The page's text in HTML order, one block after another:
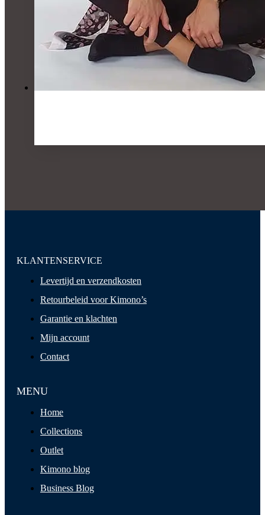
KLANTENSERVICE
Levertijd en verzendkosten
Retourbeleid voor Kimono’s
Garantie en klachten
Mijn account
Contact
MENU
Home
Collections
Outlet
Kimono blog
Business Blog